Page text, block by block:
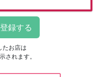
たお店は
されます。